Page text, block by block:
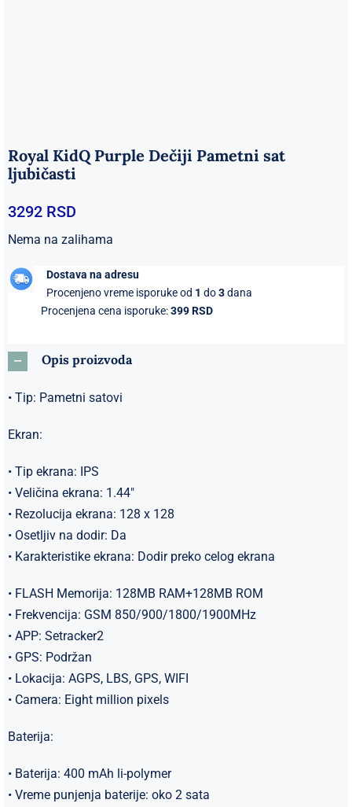
Royal KidQ Purple Dečiji Pametni sat
ljubičasti
3292 RSD
Nema na zalihama
Dostava na adresu
Procenjeno vreme isporuke od 1 do3dana
Procenjena cena isporuke:399 RSD
Opis proizvoda
• Tip: Pametni satovi
Ekran:
• Tip ekrana: IPS
• Veličina ekrana: 1.44″
• Rezolucija ekrana: 128 x 128
• Osetljiv na dodir: Da
• Karakteristike ekrana: Dodir preko celog ekrana
• FLASH Memorija: 128MB RAM+128MB ROM
• Frekvencija: GSM 850/900/1800/1900MHz
• APP: Setracker2
• GPS: Podržan
• Lokacija: AGPS, LBS, GPS, WIFI
• Camera: Eight million pixels
Baterija:
• Baterija: 400 mAh li-polymer
• Vreme punjenja baterije: oko 2 sata